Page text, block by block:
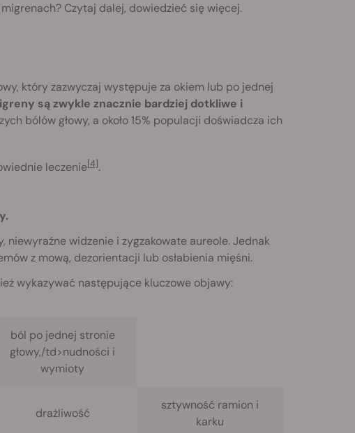
Czytaj dalej, dowiedzieć się więcej.
który zazwyczaj występuje za okiem lub po jednej
są zwykle znacznie bardziej dotkliwe i
bólów głowy, a około 15% populacji doświadcza ich
leczenie[4].
widzenie i zygzakowate aureole. Jednak
z mową, dezorientacji lub osłabienia mięśni.
wykazywać następujące kluczowe objawy:
ból po jednej stronie
głowy,/td>nudności i
wymioty
drażliwość
sztywność ramion i
karku